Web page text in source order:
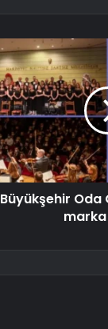
Büyükşehir Oda